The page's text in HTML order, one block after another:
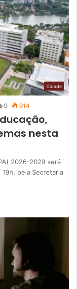
Cidade
0 914
nesta
2026-2029 será
pela Secretaria